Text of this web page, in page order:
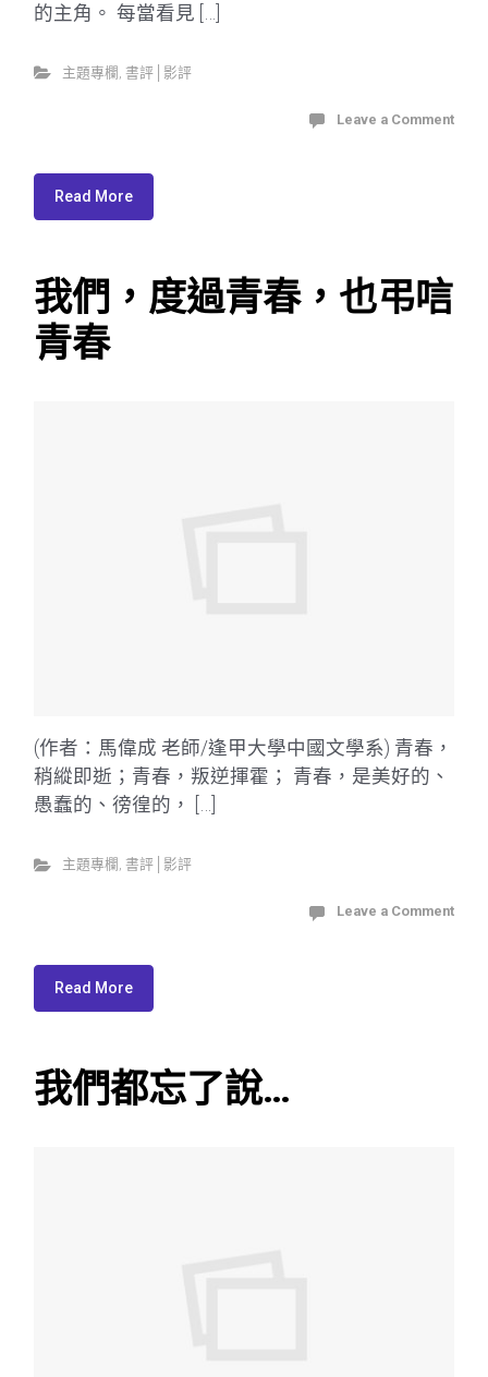
的主角。 每當看見 […]
主題專欄 書評│影評
Leave a Comment
Read More
我們，度過青春，也弔唁
青春
(作者：馬偉成 老師/逢甲大學中國文學系) 青春，
稍縱即逝；青春，叛逆揮霍； 青春，是美好的、
愚蠢的、徬徨的， […]
主題專欄 , 書評│影評
Leave a Comment
Read More
我們都忘了說…